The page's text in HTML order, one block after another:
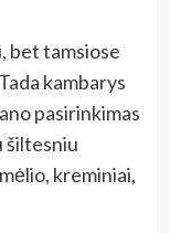
bet tamsiose
kambarys
pasirinkimas
šiltesniu
kreminiai,